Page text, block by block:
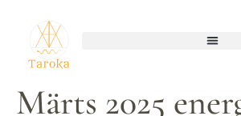
Märts 2025